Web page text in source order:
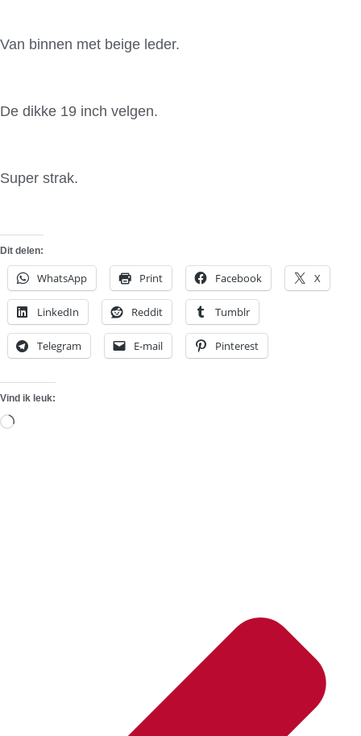
Van binnen met beige leder.
De dikke 19 inch velgen.
Super strak.
Dit delen:
WhatsApp Print Facebook X
LinkedIn Reddit Tumblr
Telegram E-mail Pinterest
Vind ik leuk:
Aan